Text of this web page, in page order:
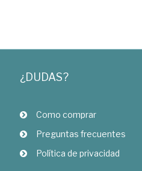
¿DUDAS?
Como comprar
Preguntas frecuentes
Política de privacidad